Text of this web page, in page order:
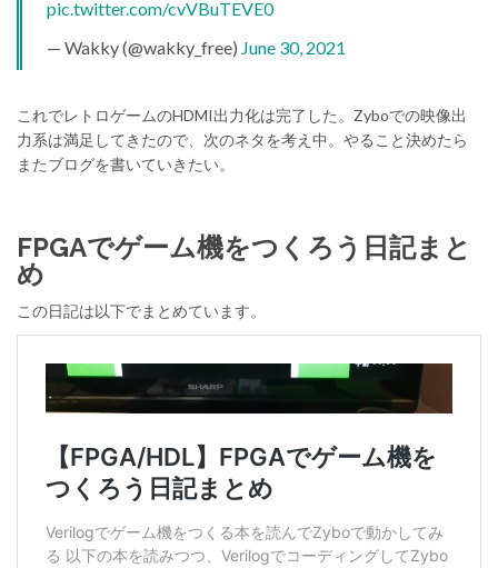
pic.twitter.com/cvVBuTEVE0
— Wakky (@wakky_free) June 30, 2021
これでレトロゲームのHDMI出力化は完了した。Zyboでの映像出
力系は満足してきたので、次のネタを考え中。やること決めたら
またブログを書いていきたい。
FPGAでゲーム機をつくろう日記まと
め
この日記は以下でまとめています。